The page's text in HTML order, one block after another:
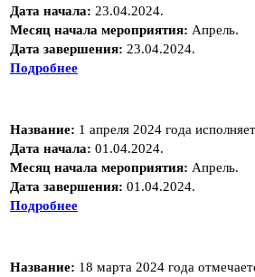
Дата начала: 23.04.2024.
Месяц начала мероприятия: Апрель.
Дата завершения: 23.04.2024.
Подробнее
Название: 1 апреля 2024 года
Дата начала: 01.04.2024.
Месяц начала мероприятия: Апрель.
Дата завершения: 01.04.2024.
Подробнее
Название: 18 марта 2024 года